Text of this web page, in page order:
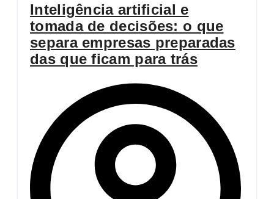
Inteligência artificial e
tomada de decisões: o que
separa empresas preparadas
das que ficam para trás